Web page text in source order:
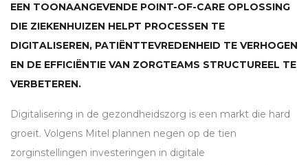
EEN TOONAANGEVENDE POINT-OF-CARE OPLOSSING
DIE ZIEKENHUIZEN HELPT PROCESSEN TE
DIGITALISEREN, PATIËNTTEVREDENHEID TE VERHOGEN
EN DE EFFICIËNTIE VAN ZORGTEAMS STRUCTUREEL TE
VERBETEREN.
Digitalisering in de gezondheidszorg is een markt die hard
groeit. Volgens Mitel plannen negen op de tien
zorginstellingen investeringen in digitale